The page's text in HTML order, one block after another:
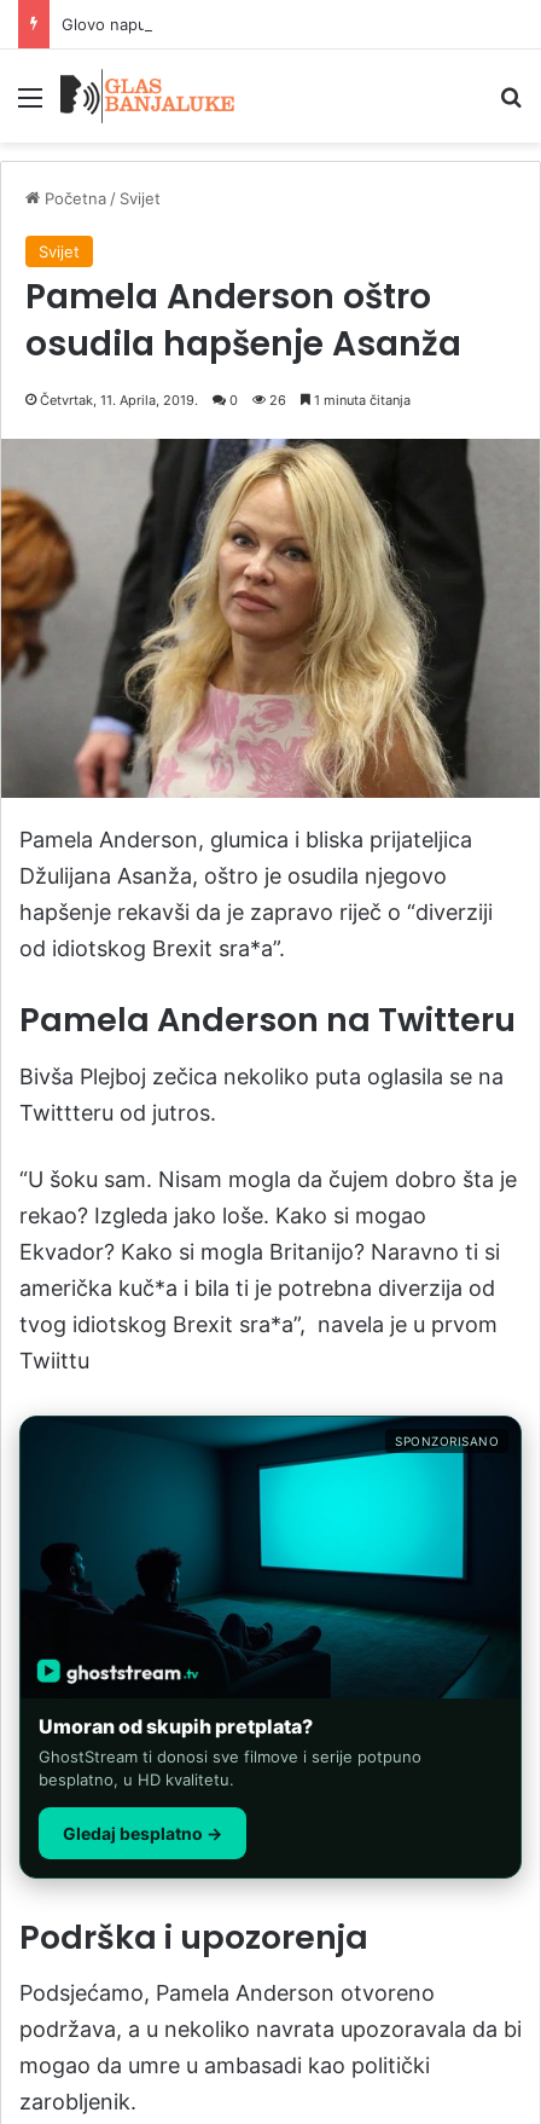
Glovo napustio BiH: Milionske obaveze i brojna pitanja
Meni
Početna / Svijet
Svijet
Pamela Anderson oštro
osudila hapšenje Asanža
Četvrtak, 11. Aprila, 2019. 0 26 1 minuta čitanja
Pamela Anderson, glumica i bliska prijateljica
Džulijana Asanža, oštro je osudila njegovo
hapšenje rekavši da je zapravo riječ o “diverziji
od idiotskog Brexit sra*a”.
Pamela Anderson na Twitteru
Bivša Plejboj zečica nekoliko puta oglasila se na
Twittteru od jutros.
“U šoku sam. Nisam mogla da čujem dobro šta je
rekao? Izgleda jako loše. Kako si mogao
Ekvador? Kako si mogla Britanijo? Naravno ti si
američka kuč*a i bila ti je potrebna diverzija od
tvog idiotskog Brexit sra*a”, navela je u prvom
Twiittu
SPONZORISANO
Umoran od skupih pretplata?
GhostStream ti donosi sve filmove i serije potpuno
besplatno, u HD kvalitetu.
Gledaj besplatno →
Podrška i upozorenja
Podsjećamo, Pamela Anderson otvoreno
podržava, a u nekoliko navrata upozoravala da bi
mogao da umre u ambasadi kao politički
zarobljenik.